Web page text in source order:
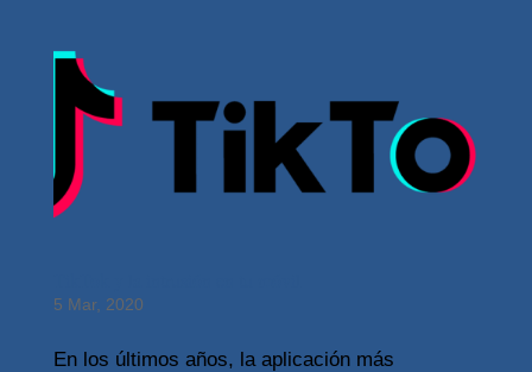
5 Mar, 2020
En los últimos años, la aplicación más